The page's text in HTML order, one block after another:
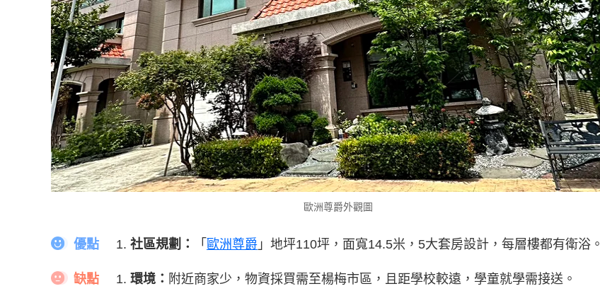
歐洲尊爵外觀圖
優點 社區規劃： 「 歐洲尊爵 」地坪110坪，面寬14.5米，5大套房設計，每層樓都有衛浴。
缺點 環境： 附近商家少，物資採買需至楊梅市區，且距學校較遠，學童就學需接送。